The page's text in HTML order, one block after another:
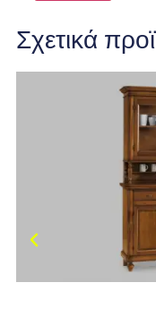
Σχετικά